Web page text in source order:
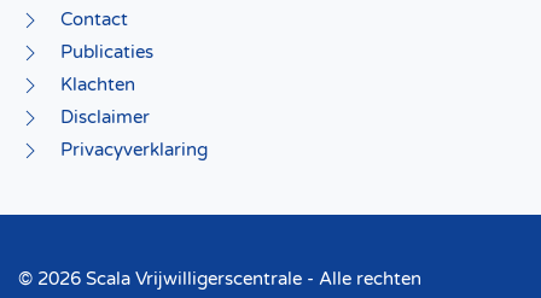
Contact
Publicaties
Klachten
Disclaimer
Privacyverklaring
© 2026 Scala Vrijwilligerscentrale - Alle rechten